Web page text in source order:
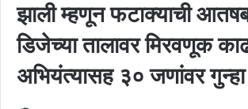
झाली म्हणून फटाक्याची
डिजेच्या तालावर मिरवणूक
अभियंत्यासह ३० जणांवर